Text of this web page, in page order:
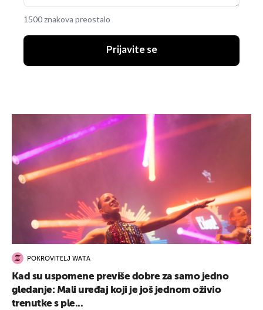
1500 znakova preostalo
Prijavite se
POKROVITELJ WATA
Kad su uspomene previše dobre za samo jedno
gledanje: Mali uređaj koji je još jednom oživio
trenutke s ple...